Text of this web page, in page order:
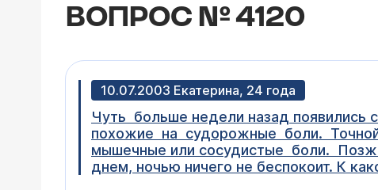
ВОПРОС № 4120
10.07.2003 Екатерина, 24 года
Чуть больше недели назад появились
похожие на судорожные боли. Точной
мышечные или сосудистые боли.
днем, ночью ничего не беспокоит. К